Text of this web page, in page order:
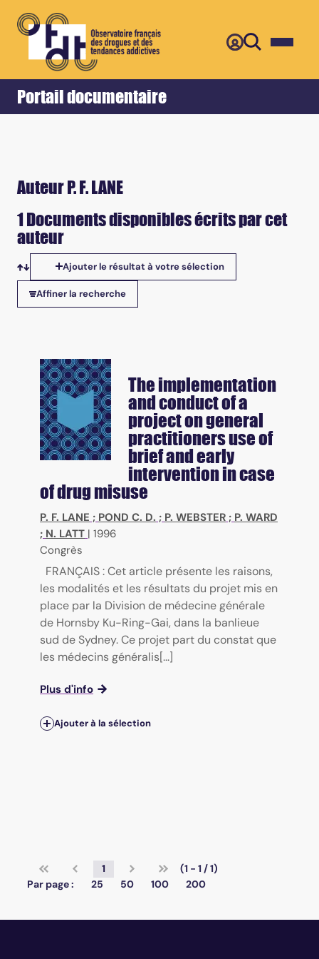
Portail documentaire
Accueil Retour
Auteur P. F. LANE
1 Documents disponibles écrits par cet
auteur
Tris disponibles
Ajouter le résultat à votre sélection
Affiner la recherche
The implementation
and conduct of a
project on general
practitioners use of
brief and early
intervention in case
of drug misuse
P. F. LANE ; POND C. D. ; P. WEBSTER ; P. WARD
; N. LATT | 1996
Congrès
FRANÇAIS : Cet article présente les raisons,
les modalités et les résultats du projet mis en
place par la Division de médecine générale
de Hornsby Ku-Ring-Gai, dans la banlieue
sud de Sydney. Ce projet part du constat que
les médecins généralis[...]
Plus d'info
Ajouter à la sélection
1
(1 - 1 / 1)
Par page :
25 50 100 200